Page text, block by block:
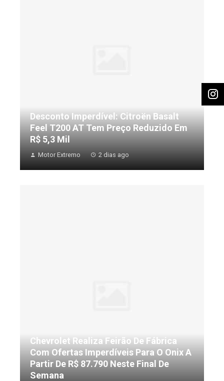
Desconto Imperdível: Citroën Basalt
Feel T200 AT Tem Preço Reduzido Em
R$ 5,3 Mil
Motor Extremo 2 dias ago
Chevrolet Realiza Feirão De Fábrica
Com Ofertas Imperdíveis Para O Onix A
Partir De R$ 87.790 Neste Final De
Semana